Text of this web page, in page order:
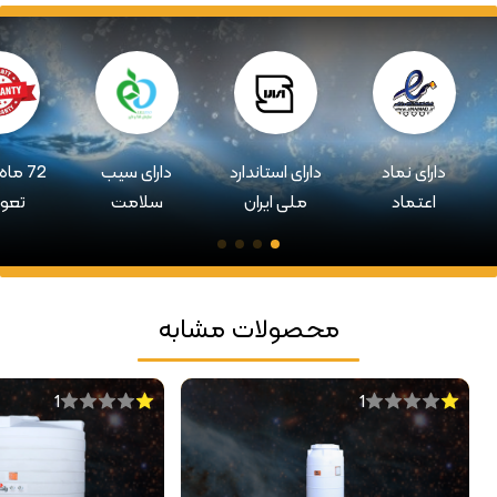
دارای نماد
اعتماد
دارای استاندارد
ملی ایران
دارای سیب
سلامت
72
محصولات مشابه
1
1